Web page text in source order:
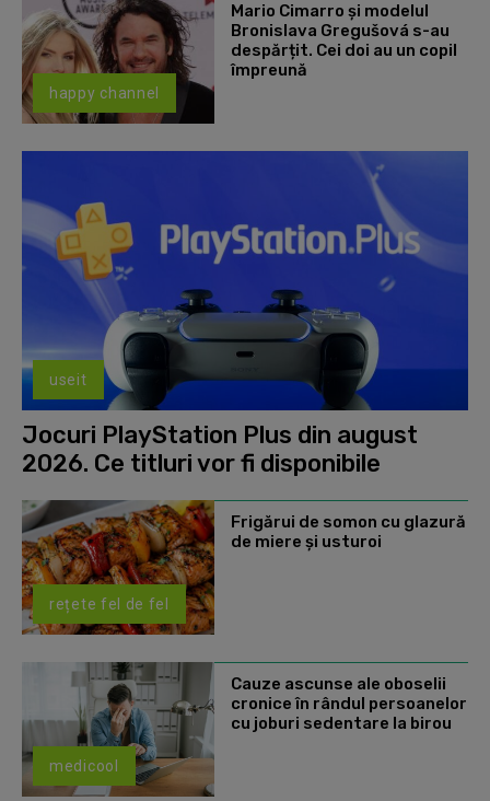
happy channel
Mario Cimarro și modelul
Bronislava Gregušová s-au
despărțit. Cei doi au un copil
împreună
useit
Jocuri PlayStation Plus din august
2026. Ce titluri vor fi disponibile
rețete fel de fel
Frigărui de somon cu glazură
de miere și usturoi
medicool
Cauze ascunse ale oboselii
cronice în rândul persoanelor
cu joburi sedentare la birou